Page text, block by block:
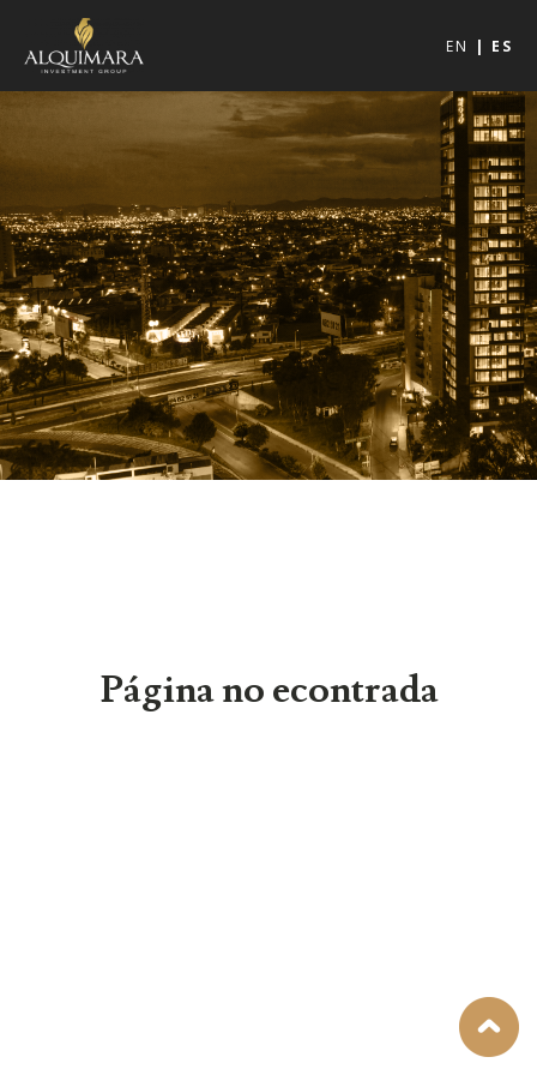
EN ES
Página no econtrada